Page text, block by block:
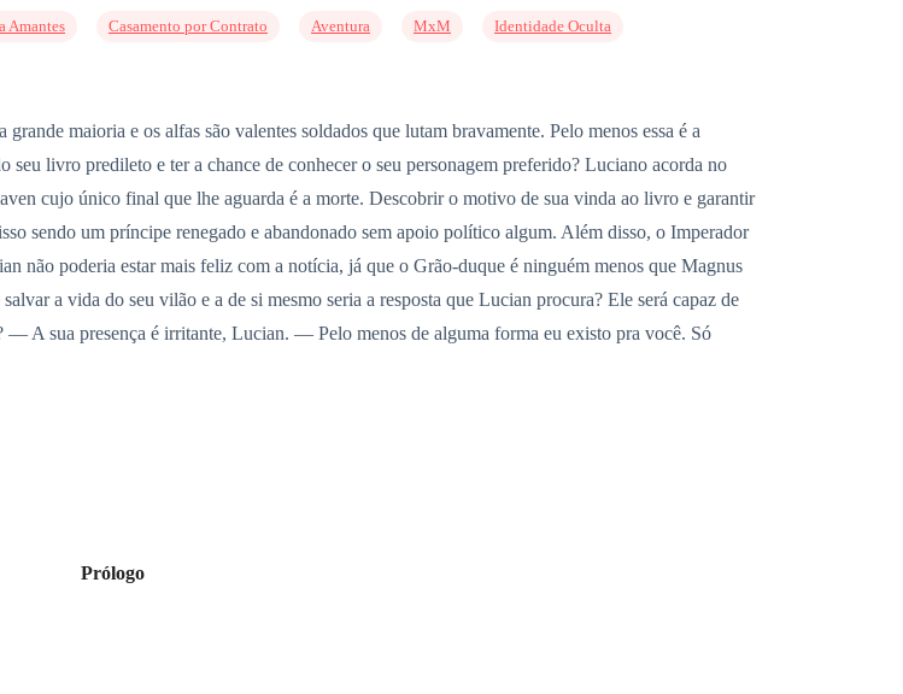
Amantes Casamento por Contrato Aventura MxM Identidade Oculta
maioria e os alfas são valentes soldados que lutam bravamente. Pelo menos essa é a
livro predileto e ter a chance de conhecer o seu personagem preferido? Luciano acorda no
cujo único final que lhe aguarda é a morte. Descobrir o motivo de sua vinda ao livro e garantir
sendo um príncipe renegado e abandonado sem apoio político algum. Além disso, o Imperador
não poderia estar mais feliz com a notícia, já que o Grão-duque é ninguém menos que Magnus
a vida do seu vilão e a de si mesmo seria a resposta que Lucian procura? Ele será capaz de
— A sua presença é irritante, Lucian. — Pelo menos de alguma forma eu existo pra você. Só
Prólogo